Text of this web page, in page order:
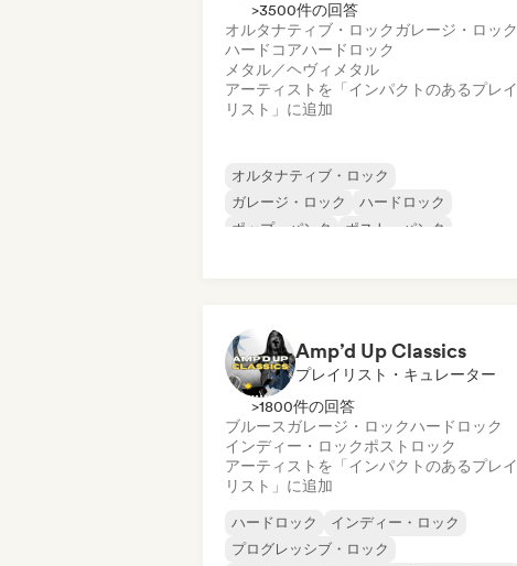
>3500件の回答
オルタナティブ・ロックガレージ・ロック
ハードコアハードロック
メタル／ヘヴィメタル
アーティストを「インパクトのあるプレイ
リスト」に追加
オルタナティブ・ロック
ガレージ・ロック
ハードロック
ポップ・パンク
ポスト・パンク
Amp’d Up Classics
プレイリスト・キュレーター
>1800件の回答
ブルースガレージ・ロックハードロック
インディー・ロックポストロック
アーティストを「インパクトのあるプレイ
リスト」に追加
ハードロック
インディー・ロック
プログレッシブ・ロック